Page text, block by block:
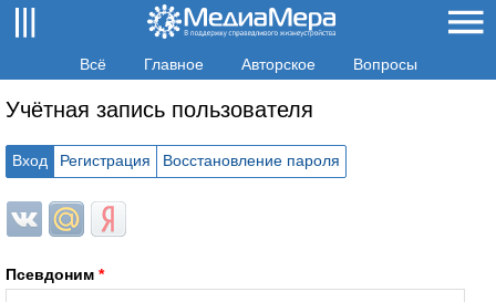
Всё Главное Авторское Вопросы
Учётная запись пользователя
Вход Регистрация Восстановление пароля
Login with ВКонтакте
Login with Mail.ru
Login with Яндекс
Псевдоним *